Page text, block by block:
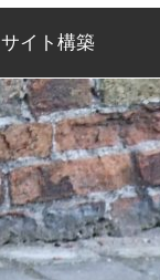
サイト構築